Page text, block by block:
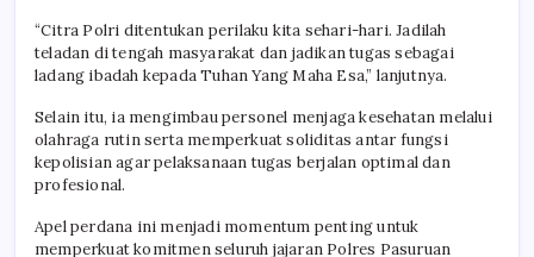
“Citra Polri ditentukan perilaku kita sehari-hari. Jadilah
teladan di tengah masyarakat dan jadikan tugas sebagai
ladang ibadah kepada Tuhan Yang Maha Esa,” lanjutnya.
Selain itu, ia mengimbau personel menjaga kesehatan melalui
olahraga rutin serta memperkuat soliditas antar fungsi
kepolisian agar pelaksanaan tugas berjalan optimal dan
profesional.
Apel perdana ini menjadi momentum penting untuk
memperkuat komitmen seluruh jajaran Polres Pasuruan